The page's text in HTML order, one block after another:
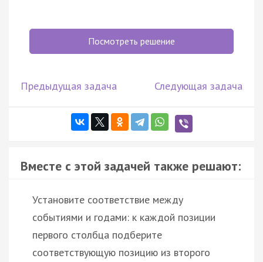
Посмотреть решение
Предыдущая задача Следующая задача
Вместе с этой задачей также решают:
Установите соответствие между
событиями и годами: к каждой позиции
первого столбца подберите
соответствующую позицию из второго